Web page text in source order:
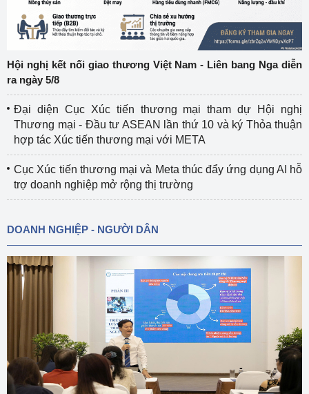
Hội nghị kết nối giao thương Việt Nam - Liên bang Nga diễn
ra ngày 5/8
Đại diện Cục Xúc tiến thương mại tham dự Hội nghị
Thương mại - Đầu tư ASEAN lần thứ 10 và ký Thỏa thuận
hợp tác Xúc tiến thương mại với META
Cục Xúc tiến thương mại và Meta thúc đẩy ứng dụng AI hỗ
trợ doanh nghiệp mở rộng thị trường
DOANH NGHIỆP - NGƯỜI DÂN